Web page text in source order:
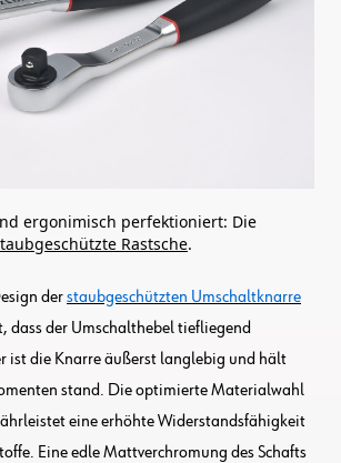
ergonimisch perfektioniert: Die
Rastsche.
derstaubgeschützten Umschaltknarre
dass der Umschalthebel tiefliegend
ist die Knarre äußerst langlebig und hält
stand. Die optimierte Materialwahl
eine erhöhte Widerstandsfähigkeit
Eine edle Mattverchromung des Schafts